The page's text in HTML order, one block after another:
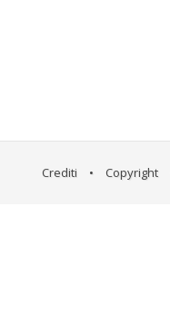
Crediti • Copyright